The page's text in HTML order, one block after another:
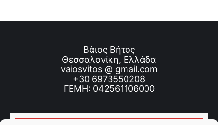
Βάιος Βήτος
Θεσσαλονίκη, Ελλάδα
vaiosvitos @ gmail.com
+30 6973550208
ΓΕΜΗ: 042561106000